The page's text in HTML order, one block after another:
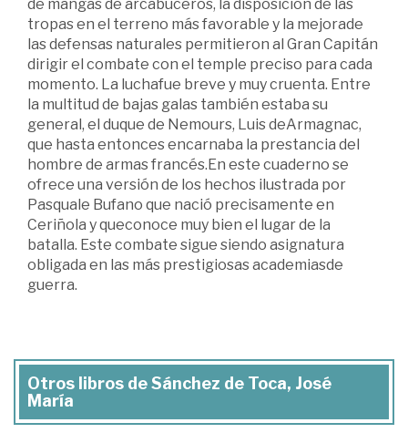
de mangas de arcabuceros, la disposición de las
tropas en el terreno más favorable y la mejorade
las defensas naturales permitieron al Gran Capitán
dirigir el combate con el temple preciso para cada
momento. La luchafue breve y muy cruenta. Entre
la multitud de bajas galas también estaba su
general, el duque de Nemours, Luis deArmagnac,
que hasta entonces encarnaba la prestancia del
hombre de armas francés.En este cuaderno se
ofrece una versión de los hechos ilustrada por
Pasquale Bufano que nació precisamente en
Ceriñola y queconoce muy bien el lugar de la
batalla. Este combate sigue siendo asignatura
obligada en las más prestigiosas academiasde
guerra.
Otros libros de Sánchez de Toca, José
María